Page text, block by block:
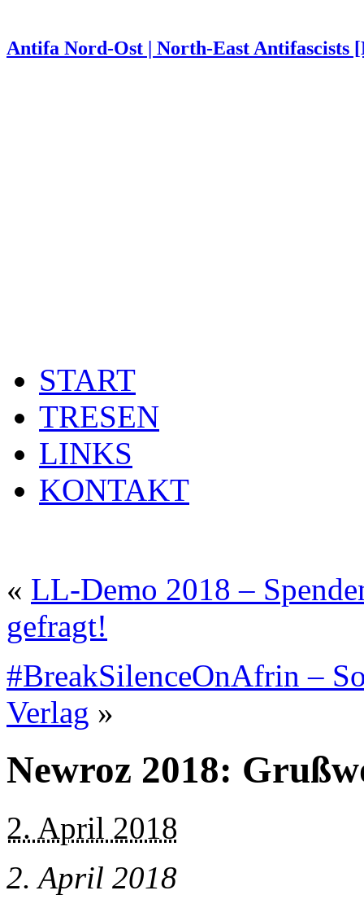
Antifa Nord-Ost | North-East Antifascists
START
TRESEN
LINKS
KONTAKT
« LL-Demo 2018 –
gefragt!
#BreakSilenceOnAfrin –
Verlag »
Newroz 2018:
2. April 2018
2. April 2018